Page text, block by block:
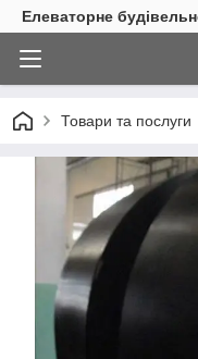
Елеваторне
Товари та послуги